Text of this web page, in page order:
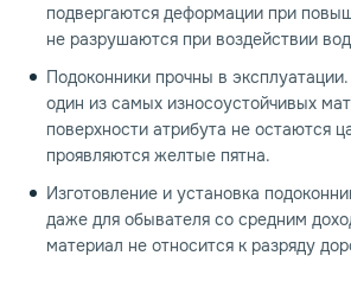
подвергаются деформации при
не разрушаются при воздействии
Подоконники прочны в
один из самых износоустойчивых
поверхности атрибута не остаются
проявляются желтые пятна.
Изготовление и установка
даже для обывателя со средним
материал не относится к разряду